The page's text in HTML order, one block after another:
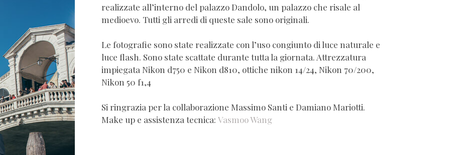
realizzate all’interno del palazzo Dandolo, un palazzo che risale al
medioevo. Tutti gli arredi di queste sale sono originali.
Le fotografie sono state realizzate con l’uso congiunto di luce naturale e
luce flash. Sono state scattate durante tutta la giornata. Attrezzatura
impiegata Nikon d750 e Nikon d810, ottiche nikon 14/24, Nikon 70/200,
Nikon 50 f1,4
Si ringrazia per la collaborazione Massimo Santi e Damiano Mariotti.
Make up e assistenza tecnica: Vasmoo Wang